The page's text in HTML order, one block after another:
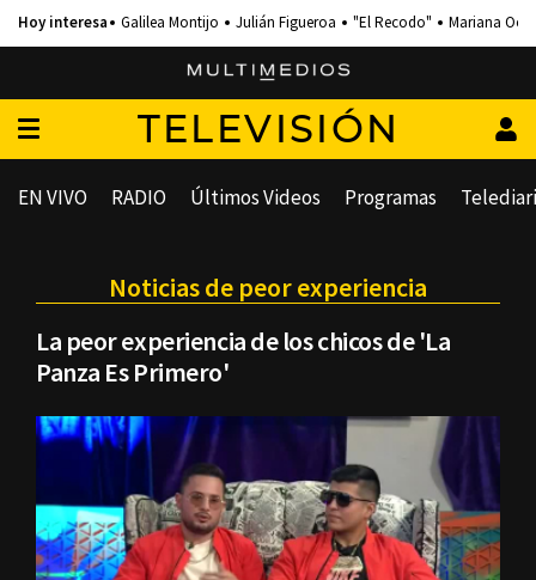
Galilea Montijo Julián Figueroa "El Recodo" Mariana
TELEVISIÓN
EN VIVO RADIO Últimos Videos Programas
Noticias de peor experiencia
La peor experiencia de los chicos de 'La
Panza Es Primero'